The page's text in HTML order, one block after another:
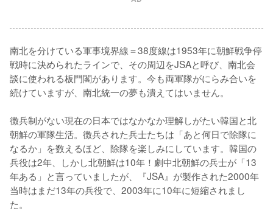
南北を分けている軍事境界線＝38度線は1953年に朝鮮戦争停
戦時に決められたラインで、その周辺をJSAと呼び、南北会
談に使われる板門閣があります。今も両軍隊がにらみ合いを
続けていますが、南北統一の夢も潰えてはいません。
徴兵制がない現在の日本ではなかなか理解しがたい韓国と北
朝鮮の軍隊生活。徴兵された兵士たちは「あと何日で除隊に
なるか」を数えるほど、除隊を楽しみにしています。韓国の
兵役は2年、しかし北朝鮮は10年！劇中北朝鮮の兵士が「13
年ある」と言っていましたが、『JSA』が製作された2000年
当時はまだ13年の兵役で、2003年に10年に短縮されまし
た。